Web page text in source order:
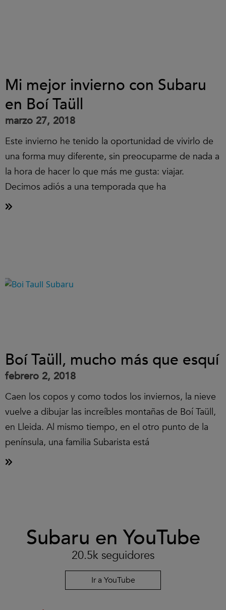
Mi mejor invierno con Subaru
en Boí Taüll
marzo 27, 2018
Este invierno he tenido la oportunidad de vivirlo de
una forma muy diferente, sin preocuparme de nada a
la hora de hacer lo que más me gusta: viajar.
Decimos adiós a una temporada que ha
Boí Taüll, mucho más que esquí
febrero 2, 2018
Caen los copos y como todos los inviernos, la nieve
vuelve a dibujar las increíbles montañas de Boí Taüll,
en Lleida. Al mismo tiempo, en el otro punto de la
península, una familia Subarista está
Subaru en YouTube
20.5k seguidores
Ir a YouTube
aceptar